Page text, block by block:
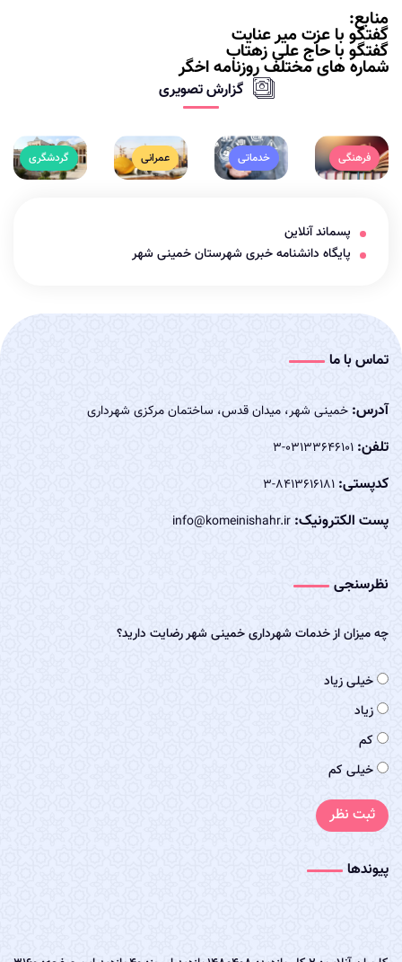
منابع:
گفتگو با عزت میر عنایت
گفتگو با حاج علی زهتاب
شماره های مختلف روزنامه اخگر
گزارش تصویری
فرهنگی خدماتی عمرانی گردشگری
پسماند آنلاین
پایگاه دانشنامه خبری شهرستان خمینی شهر
تماس با ما
آدرس: خمینی شهر، میدان قدس، ساختمان مرکزی شهرداری
تلفن: 03133646101-3
کدپستی: 8413616181-3
پست الکترونیک: info@komeinishahr.ir
پیوندها
نظرسنجی
چه میزان از خدمات شهرداری خمینی شهر رضایت دارید؟
خیلی زیاد
زیاد
کم
خیلی کم
ثبت نظر